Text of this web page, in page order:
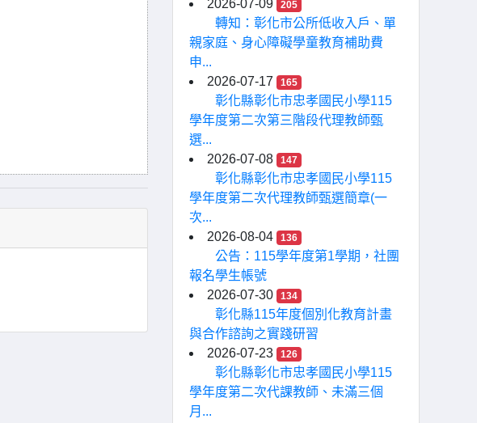
2026-07-09
205
轉知：彰化市公所低收入戶、單
親家庭、身心障礙學童教育補助費
申...
2026-07-17
165
彰化縣彰化市忠孝國民小學115
學年度第二次第三階段代理教師甄
選...
2026-07-08
147
彰化縣彰化市忠孝國民小學115
學年度第二次代理教師甄選簡章(一
次...
2026-08-04
136
公告：115學年度第1學期，社團
報名學生帳號
2026-07-30
134
彰化縣115年度個別化教育計畫
與合作諮詢之實踐研習
2026-07-23
126
彰化縣彰化市忠孝國民小學115
學年度第二次代課教師、未滿三個
月...